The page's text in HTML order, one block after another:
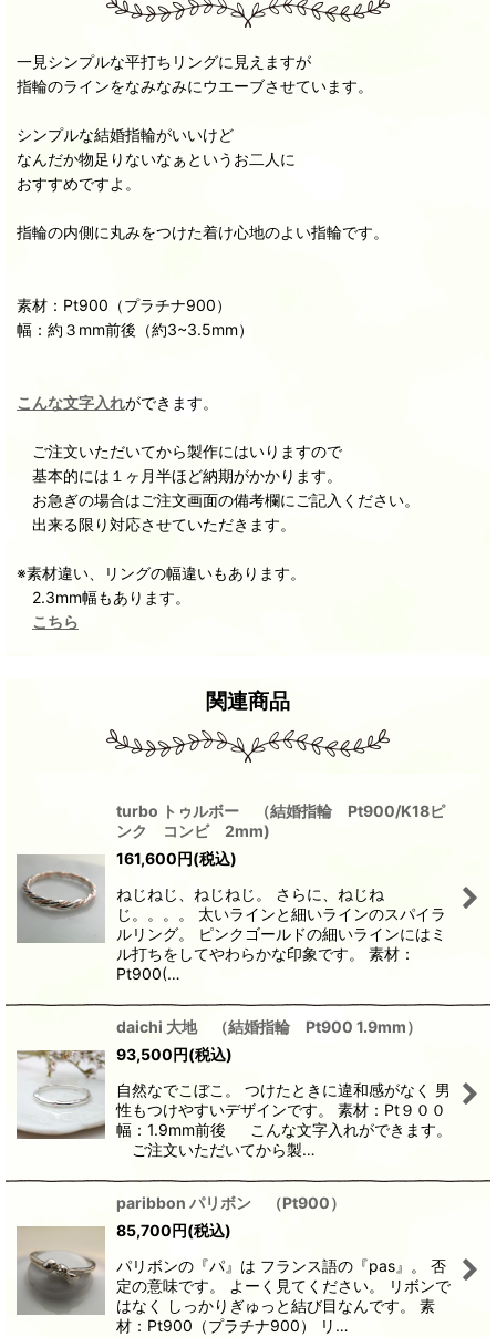
一見シンプルな平打ちリングに見えますが
指輪のラインをなみなみにウエーブさせています。
シンプルな結婚指輪がいいけど
なんだか物足りないなぁというお二人に
おすすめですよ。
指輪の内側に丸みをつけた着け心地のよい指輪です。
素材：Pt900（プラチナ900）
幅：約３mm前後（約3~3.5mm）
こんな文字入れができます。
ご注文いただいてから製作にはいりますので
基本的には１ヶ月半ほど納期がかかります。
お急ぎの場合はご注文画面の備考欄にご記入ください。
出来る限り対応させていただきます。
※素材違い、リングの幅違いもあります。
2.3mm幅もあります。
こちら
関連商品
turbo トゥルボー （結婚指輪 Pt900/K18ピ
ンク コンビ 2mm)
161,600円(税込)
ねじねじ、ねじねじ。 さらに、ねじね
じ。。。。 太いラインと細いラインのスパイラ
ルリング。 ピンクゴールドの細いラインにはミ
ル打ちをしてやわらかな印象です。 素材：
Pt900(…
daichi 大地 （結婚指輪 Pt900 1.9mm）
93,500円(税込)
自然なでこぼこ。 つけたときに違和感がなく 男
性もつけやすいデザインです。 素材：Pt９００
幅：1.9mm前後 こんな文字入れができます。
ご注文いただいてから製…
paribbon パリボン （Pt900）
85,700円(税込)
パリボンの『パ』は フランス語の『pas』。 否
定の意味です。 よーく見てください。 リボンで
はなく しっかりぎゅっと結び目なんです。 素
材：Pt900（プラチナ900） リ…